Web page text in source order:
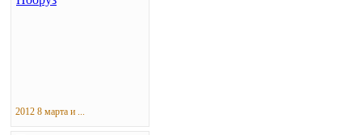
2012 8 марта и ...